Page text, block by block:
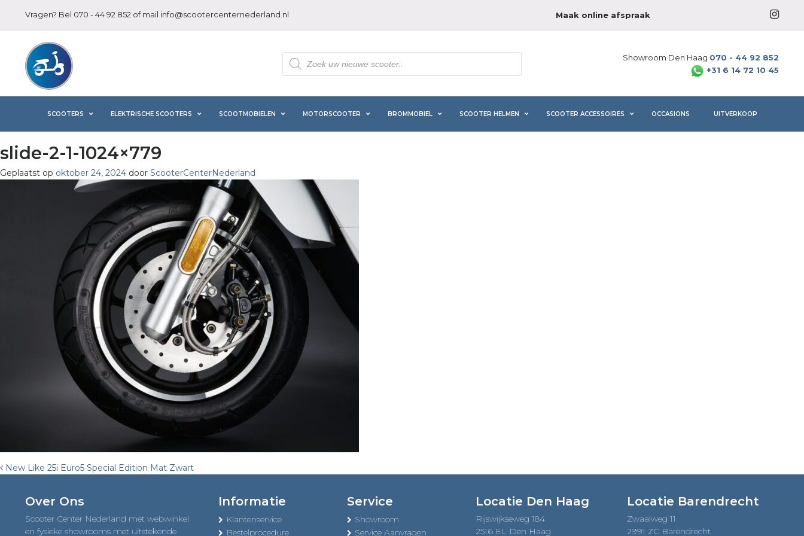
Vragen? Bel 070 - 44 92 852 of mail info@scootercenternederland.nl Maak online afspraak
Producten
zoeken
Showroom Den Haag 070 - 44 92 852
+31 6 14 72 10 45
SCOOTERS ELEKTRISCHE SCOOTERS SCOOTMOBIELEN MOTORSCOOTER BROMMOBIEL SCOOTER HELMEN SCOOTER ACCESSOIRES OCCASIONS UITVERKOOP
slide-2-1-1024×779
Geplaatst op oktober 24, 2024 door ScooterCenterNederland
Post
navigation
New Like 25i Euro5 Special Edition Mat Zwart
Over Ons
Scooter Center Nederland met webwinkel
en fysieke showrooms met uitstekende
Informatie
Klantenservice
Bestelprocedure
Service
Showroom
Service Aanvragen
Locatie Den Haag
Rijswijkseweg 184
2516 EL Den Haag
Locatie Barendrecht
Zwaalweg 11
2991 ZC Barendrecht